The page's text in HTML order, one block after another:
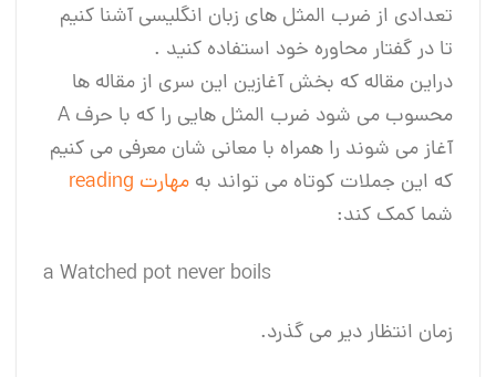
تعدادی از ضرب المثل های زبان انگلیسی آشنا کنیم
تا در گفتار محاوره خود استفاده کنید .
دراین مقاله که بخش آغازین این سری از مقاله ها
محسوب می شود ضرب المثل هایی را که با حرف A
آغاز می شوند را همراه با معانی شان معرفی می کنیم
که این جملات کوتاه می تواند به مهارت reading
شما کمک کند:
a Watched pot never boils
زمان انتظار دیر می گذرد.